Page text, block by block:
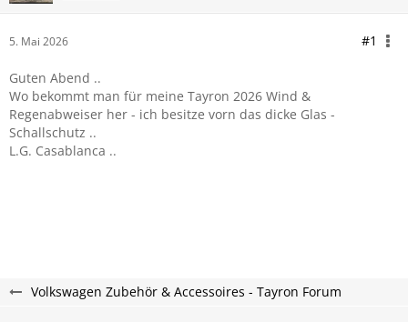
5. Mai 2026 #1
Guten Abend ..
Wo bekommt man für meine Tayron 2026 Wind &
Regenabweiser her - ich besitze vorn das dicke Glas -
Schallschutz ..
L.G. Casablanca ..
Volkswagen Zubehör & Accessoires - Tayron Forum